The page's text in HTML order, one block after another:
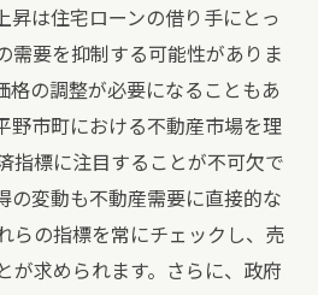
昇は住宅ローンの借り手にとっ
需要を抑制する可能性がありま
格の調整が必要になることもあ
野市町における不動産市場を理
指標に注目することが不可欠で
の変動も不動産需要に直接的な
らの指標を常にチェックし、売
が求められます。さらに、政府